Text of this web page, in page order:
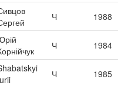
Ч 1988
Ч 1984
Ч 1985